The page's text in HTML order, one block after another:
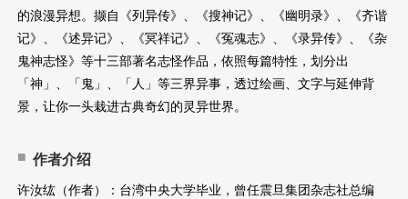
的浪漫异想。撷自《列异传》、《搜神记》、《幽明录》、《齐谐
记》、《述异记》、《冥祥记》、《冤魂志》、《录异传》、《杂
鬼神志怪》等十三部著名志怪作品，依照每篇特性，划分出
「神」、「鬼」、「人」等三界异事，透过绘画、文字与延伸背
景，让你一头栽进古典奇幻的灵异世界。
作者介绍
许汝纮（作者）：台湾中央大学毕业，曾任震旦集团杂志社总编